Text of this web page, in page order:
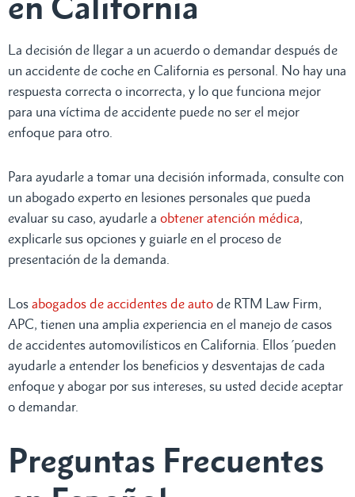
La decisión de llegar a un acuerdo o demandar después de
un accidente de coche en California es personal. No hay una
respuesta correcta o incorrecta, y lo que funciona mejor
para una víctima de accidente puede no ser el mejor
enfoque para otro.
Para ayudarle a tomar una decisión informada, consulte con
un abogado experto en lesiones personales que pueda
evaluar su caso, ayudarle a obtener atención médica,
explicarle sus opciones y guiarle en el proceso de
presentación de la demanda.
Los abogados de accidentes de auto de RTM Law Firm,
APC, tienen una amplia experiencia en el manejo de casos
de accidentes automovilísticos en California. Ellos ´pueden
ayudarle a entender los beneficios y desventajas de cada
enfoque y abogar por sus intereses, su usted decide aceptar
o demandar.
Preguntas Frecuentes